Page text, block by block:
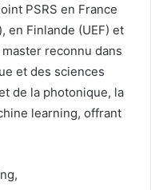
PSRS en France
en Finlande (UEF) et
reconnu dans
et des sciences
de la photonique, la
learning, offrant